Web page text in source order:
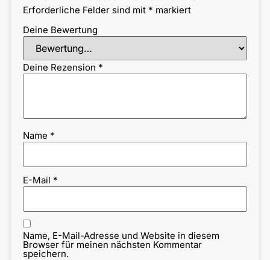
Erforderliche Felder sind mit * markiert
Deine Bewertung
Deine Rezension *
Name *
E-Mail *
Name, E-Mail-Adresse und Website in diesem
Browser für meinen nächsten Kommentar
speichern.